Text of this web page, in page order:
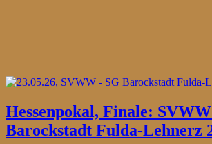
Hessenpokal, Finale:
Barockstadt Fulda-Lehnerz